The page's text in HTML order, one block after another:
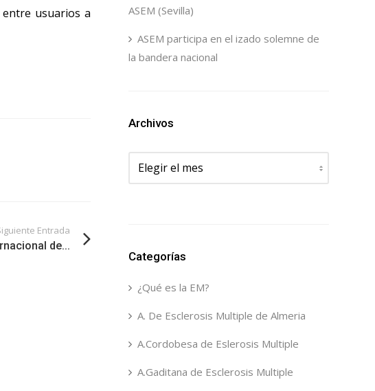
usuarios a
Entrada
de...
ASEM (Sevilla)
ASEM participa en el izado solemne de
la bandera nacional
Archivos
Archivos
Categorías
¿Qué es la EM?
A. De Esclerosis Multiple de Almeria
A.Cordobesa de Eslerosis Multiple
A.Gaditana de Esclerosis Multiple